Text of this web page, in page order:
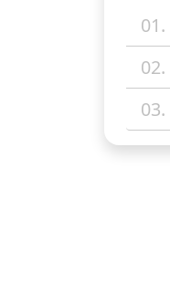
01.
02.
03.